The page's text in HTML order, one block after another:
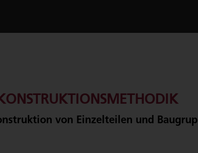
von Einzelteilen und